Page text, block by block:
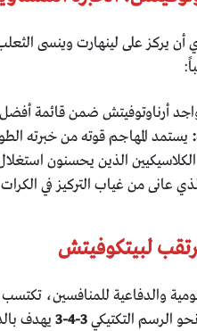
أن يركز على لينهارت وينسى
أرناوتوفيتش ضمن قائمة أفضل
يستمد المهاجم قوته من خبرته
الذين يحسنون
عانى من غياب التركيز في الكرات
لبيتكوفيتش
والدفاعية للمنافسين، تكتسب
الرسم التكتيكي3-4-3 يهدف